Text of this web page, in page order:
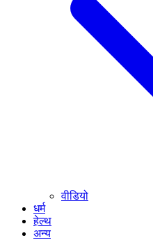
वीडियो
धर्म
हेल्थ
अन्य